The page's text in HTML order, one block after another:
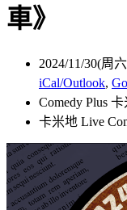
車》
2024/11/30(周
iCal/Outlook,
Comedy Plus
卡米地 Live